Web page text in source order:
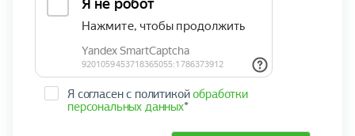
Я согласен с политикойобработки
персональных данных*